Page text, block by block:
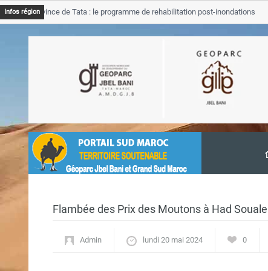
Infos région
Province de Tata : le programme de rehabilitation post-inondations
Flambée des Prix des Moutons à Had
Admin lundi 20 mai 2024 0